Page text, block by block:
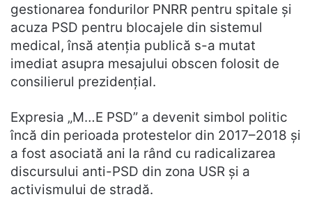
gestionarea fondurilor PNRR pentru spitale și
acuza PSD pentru blocajele din sistemul
medical, însă atenția publică s-a mutat
imediat asupra mesajului obscen folosit de
consilierul prezidențial.
Expresia „M…E PSD” a devenit simbol politic
încă din perioada protestelor din 2017–2018 și
a fost asociată ani la rând cu radicalizarea
discursului anti-PSD din zona USR și a
activismului de stradă.